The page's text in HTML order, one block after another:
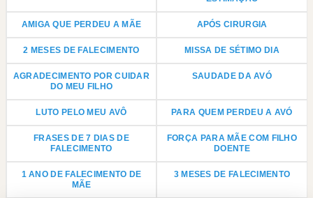
AMIGA QUE PERDEU A MÃE APÓS CIRURGIA
2 MESES DE FALECIMENTO MISSA DE SÉTIMO DIA
AGRADECIMENTO POR CUIDAR
DO MEU FILHO
SAUDADE DA AVÓ
LUTO PELO MEU AVÔ PARA QUEM PERDEU A AVÓ
FRASES DE 7 DIAS DE
FALECIMENTO
FORÇA PARA MÃE COM FILHO
DOENTE
1 ANO DE FALECIMENTO DE
MÃE
3 MESES DE FALECIMENTO